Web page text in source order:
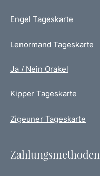
Engel Tageskarte
Lenormand Tageskarte
Ja / Nein Orakel
Kipper Tageskarte
Zigeuner Tageskarte
Zahlungsmethoden